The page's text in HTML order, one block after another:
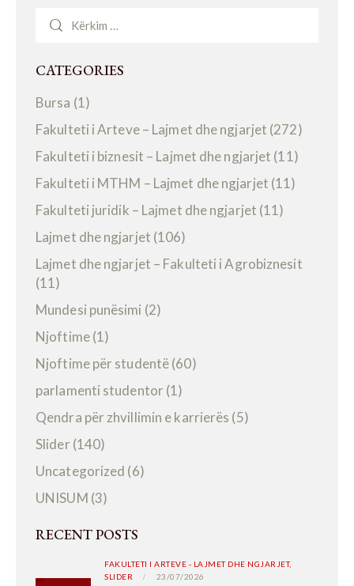
CATEGORIES
Bursa (1)
Fakulteti i Arteve – Lajmet dhe ngjarjet (272)
Fakulteti i biznesit – Lajmet dhe ngjarjet (11)
Fakulteti i MTHM – Lajmet dhe ngjarjet (11)
Fakulteti juridik – Lajmet dhe ngjarjet (11)
Lajmet dhe ngjarjet (106)
Lajmet dhe ngjarjet – Fakulteti i Agrobiznesit
(11)
Mundesi punësimi (2)
Njoftime(1)
Njoftime për studentë(60)
parlamenti studentor (1)
Qendra për zhvillimin e karrierës (5)
Slider (140)
Uncategorized (6)
UNISUM (3)
RECENT POSTS
FAKULTETI I ARTEVE - LAJMET DHE NGJARJET,
SLIDER
23/07/2026